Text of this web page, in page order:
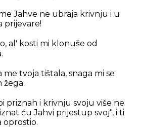
Jahve ne ubraja krivnju i u
prijevare!
al' kosti mi klonuše od
tvoja tištala, snaga mi se
žega.
priznah i krivnju svoju više ne
ću Jahvi prijestup svoj", i ti
oprostio.